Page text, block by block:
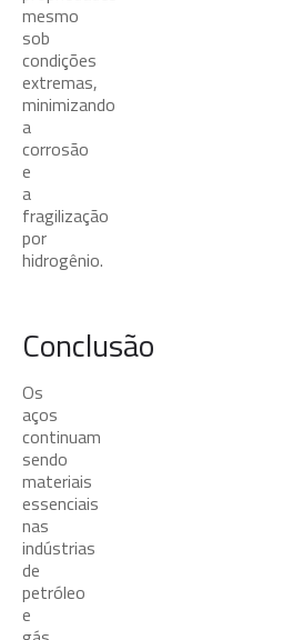
mesmo
sob
condições
extremas,
minimizando
a
corrosão
e
a
fragilização
por
hidrogênio.
Conclusão
Os
aços
continuam
sendo
materiais
essenciais
nas
indústrias
de
petróleo
e